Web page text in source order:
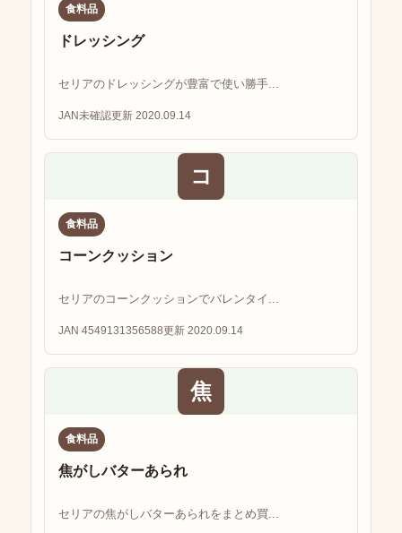
食料品
ドレッシング
セリアのドレッシングが豊富で使い勝手...
JAN未確認更新 2020.09.14
コ
食料品
コーンクッション
セリアのコーンクッションでバレンタイ...
JAN 4549131356588更新 2020.09.14
焦
食料品
焦がしバターあられ
セリアの焦がしバターあられをまとめ買...